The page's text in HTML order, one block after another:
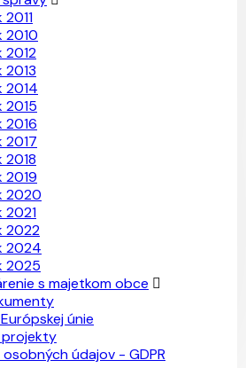
2011
2010
2012
2013
2014
2015
2016
2017
2018
2019
2020
2021
2022
2024
2025
s majetkom obce
únie
údajov - GDPR